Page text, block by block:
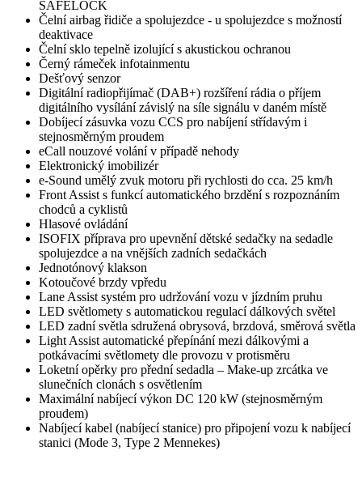
SAFELOCK
Čelní airbag řidiče a spolujezdce - u spolujezdce s možností
deaktivace
Čelní sklo tepelně izolující s akustickou ochranou
Černý rámeček infotainmentu
Dešťový senzor
Digitální radiopřijímač (DAB+) rozšíření rádia o příjem
digitálního vysílání závislý na síle signálu v daném místě
Dobíjecí zásuvka vozu CCS pro nabíjení střídavým i
stejnosměrným proudem
eCall nouzové volání v případě nehody
Elektronický imobilizér
e-Sound umělý zvuk motoru při rychlosti do cca. 25 km/h
Front Assist s funkcí automatického brzdění s rozpoznáním
chodců a cyklistů
Hlasové ovládání
ISOFIX příprava pro upevnění dětské sedačky na sedadle
spolujezdce a na vnějších zadních sedačkách
Jednotónový klakson
Kotoučové brzdy vpředu
Lane Assist systém pro udržování vozu v jízdním pruhu
LED světlomety s automatickou regulací dálkových světel
LED zadní světla sdružená obrysová, brzdová, směrová světla
Light Assist automatické přepínání mezi dálkovými a
potkávacími světlomety dle provozu v protisměru
Loketní opěrky pro přední sedadla – Make-up zrcátka ve
slunečních clonách s osvětlením
Maximální nabíjecí výkon DC 120 kW (stejnosměrným
proudem)
Nabíjecí kabel (nabíjecí stanice) pro připojení vozu k nabíjecí
stanici (Mode 3, Type 2 Mennekes)